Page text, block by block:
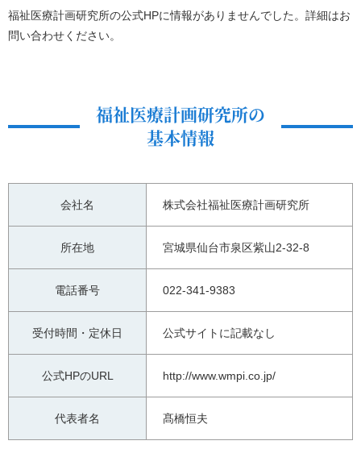
福祉医療計画研究所の公式HPに情報がありませんでした。詳細はお
問い合わせください。
福祉医療計画研究所の
基本情報
会社名 株式会社福祉医療計画研究所
所在地 宮城県仙台市泉区紫山2-32-8
電話番号 022-341-9383
受付時間・定休日 公式サイトに記載なし
公式HPのURL http://www.wmpi.co.jp/
代表者名 髙橋恒夫